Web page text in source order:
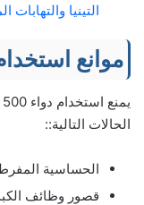
التينيا والتهابات
موانع
الحالات التالية::
الحساسية
قصور وظائف